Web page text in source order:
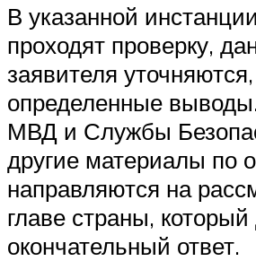
В указанной
проходят проверку,
заявителя
определенные
МВД и Службы
другие материалы по
направляются на
главе страны, который
окончательный ответ.